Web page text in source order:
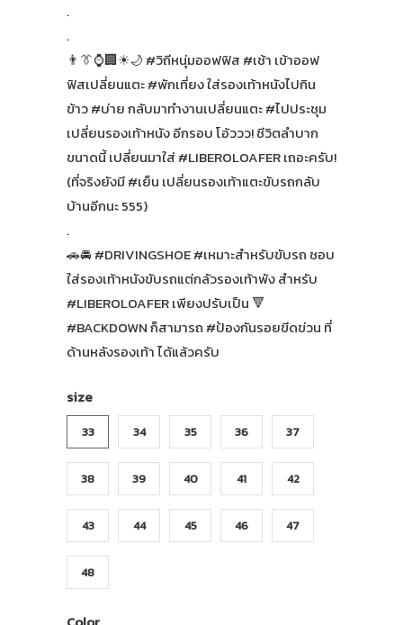
.
.
👨👔⌚🏢☀🌙 #วิถีหนุ่มออฟฟิส #เช้า เข้าออฟ
ฟิสเปลี่ยนแตะ #พักเที่ยง ใส่รองเท้าหนังไปกิน
ข้าว #บ่าย กลับมาทำงานเปลี่ยนแตะ #ไปประชุม
เปลี่ยนรองเท้าหนัง อีกรอบ โอ้ววว! ชีวิตลำบาก
ขนาดนี้ เปลี่ยนมาใส่ #LIBEROLOAFER เถอะครับ!
(ที่จริงยังมี #เย็น เปลี่ยนรองเท้าแตะขับรถกลับ
บ้านอีกนะ 555)
.
🚗🚘 #DRIVINGSHOE #เหมาะสำหรับขับรถ ชอบ
ใส่รองเท้าหนังขับรถแต่กลัวรองเท้าพัง สำหรับ
#LIBEROLOAFER เพียงปรับเป็น 🔻
#BACKDOWN ก็สามารถ #ป้องกันรอยขีดข่วน ที่
ด้านหลังรองเท้า ได้แล้วครับ
size
33 34 35 36 37
38 39 40 41 42
43 44 45 46 47
48